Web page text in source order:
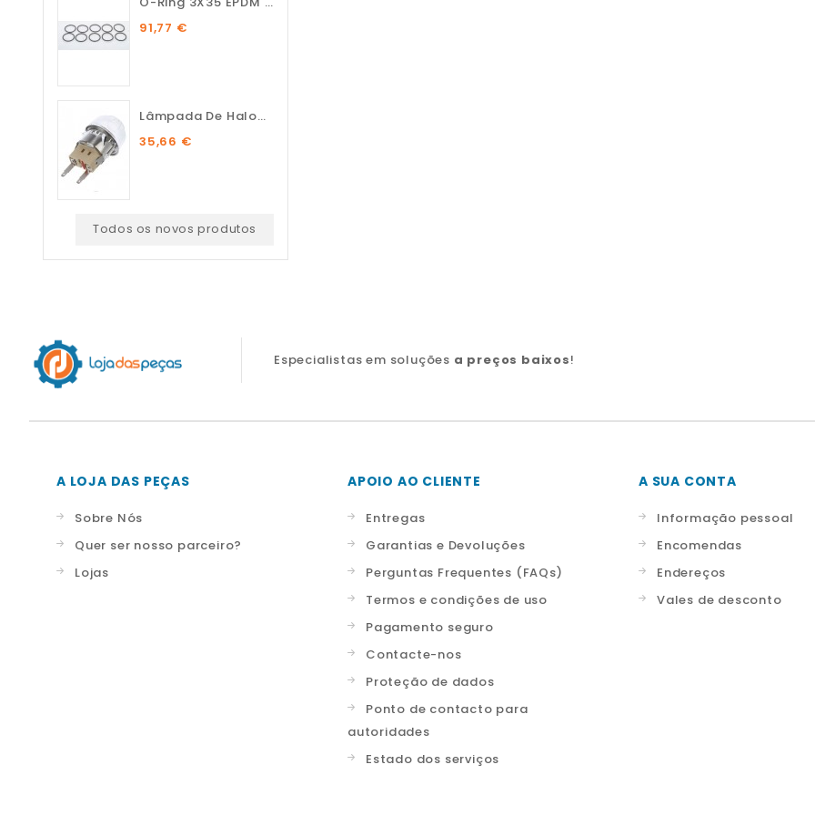
91,77 €
Lâmpada De Halogénio...
35,66 €
Todos os novos produtos
Especialistas em soluções a preços baixos!
A LOJA DAS PEÇAS
Sobre Nós
Quer ser nosso parceiro?
Lojas
APOIO AO CLIENTE
Entregas
Garantias e Devoluções
Perguntas Frequentes (FAQs)
Termos e condições de uso
Pagamento seguro
Contacte-nos
Proteção de dados
Ponto de contacto para
autoridades
Estado dos serviços
A SUA CONTA
Informação pessoal
Encomendas
Endereços
Vales de desconto